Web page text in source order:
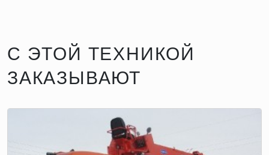
С ЭТОЙ ТЕХНИКОЙ
ЗАКАЗЫВАЮТ